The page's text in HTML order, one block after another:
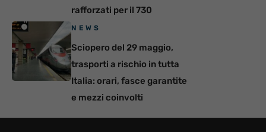
rafforzati per il 730
NEWS
Sciopero del 29 maggio,
trasporti a rischio in tutta
Italia: orari, fasce garantite
e mezzi coinvolti